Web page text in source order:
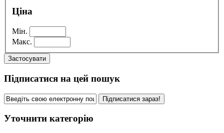
Ціна
Мін.
Макс.
Застосувати
Підписатися на цей пошук
Підписатися зараз!
Уточнити категорію